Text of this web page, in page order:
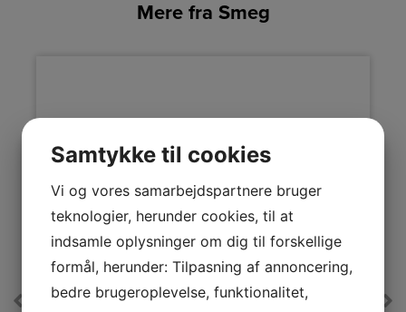
Mere fra Smeg
Samtykke til cookies
Vi og vores samarbejdspartnere bruger
teknologier, herunder cookies, til at
indsamle oplysninger om dig til forskellige
formål, herunder: Tilpasning af annoncering,
bedre brugeroplevelse, funktionalitet,